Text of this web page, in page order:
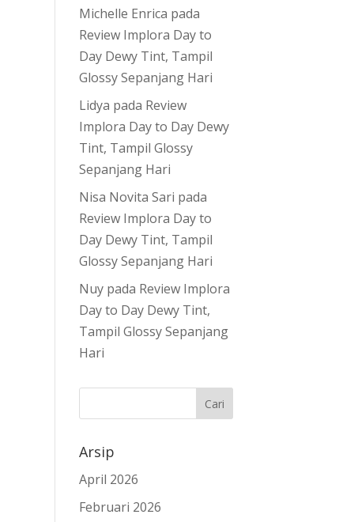
Michelle Enrica pada
Review Implora Day to
Day Dewy Tint, Tampil
Glossy Sepanjang Hari
Lidya pada Review
Implora Day to Day Dewy
Tint, Tampil Glossy
Sepanjang Hari
Nisa Novita Sari pada
Review Implora Day to
Day Dewy Tint, Tampil
Glossy Sepanjang Hari
Nuy pada Review Implora
Day to Day Dewy Tint,
Tampil Glossy Sepanjang
Hari
Arsip
April 2026
Februari 2026